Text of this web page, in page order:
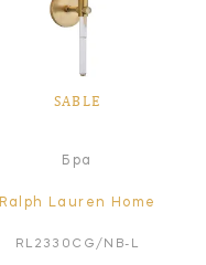
SABLE
Бра
Ralph Lauren Home
RL2330CG/NB-L